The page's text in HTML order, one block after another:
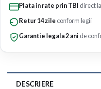
Plata in rate prin TBI direct
Retur 14 zile conform legii
Garantie legala 2 ani de
DESCRIERE